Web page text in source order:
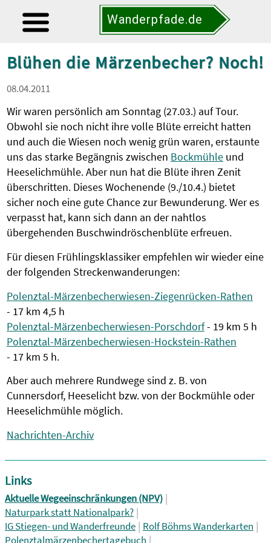
Wanderpfade.de
Blühen die Märzenbecher? Noch!
08.04.2011
Wir waren persönlich am Sonntag (27.03.) auf Tour.
Obwohl sie noch nicht ihre volle Blüte erreicht hatten
und auch die Wiesen noch wenig grün waren, erstaunte
uns das starke Begängnis zwischen Bockmühle und
Heeselichmühle. Aber nun hat die Blüte ihren Zenit
überschritten. Dieses Wochenende (9./10.4.) bietet
sicher noch eine gute Chance zur Bewunderung. Wer es
verpasst hat, kann sich dann an der nahtlos
übergehenden Buschwindröschenblüte erfreuen.
Für diesen Frühlingsklassiker empfehlen wir wieder eine
der folgenden Streckenwanderungen:
Polenztal-Märzenbecherwiesen-Ziegenrücken-Rathen
- 17 km 4,5 h
Polenztal-Märzenbecherwiesen-Porschdorf- 19 km 5 h
Polenztal-Märzenbecherwiesen-Hockstein-Rathen
- 17 km 5 h.
Aber auch mehrere Rundwege sind z. B. von
Cunnersdorf, Heeselicht bzw. von der Bockmühle oder
Heeselichmühle möglich.
Nachrichten-Archiv
Links
Aktuelle Wegeeinschränkungen (NPV) |
Naturpark statt Nationalpark? |
IG Stiegen- und Wanderfreunde | Rolf Böhms Wanderkarten |
Polenztalmärzenbechertagebuch |